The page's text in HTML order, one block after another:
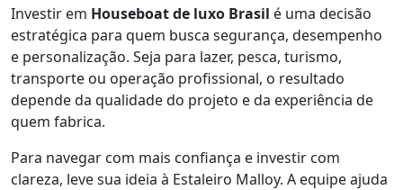
Investir em Houseboat de luxo Brasil é uma decisão
estratégica para quem busca segurança, desempenho
e personalização. Seja para lazer, pesca, turismo,
transporte ou operação profissional, o resultado
depende da qualidade do projeto e da experiência de
quem fabrica.
Para navegar com mais confiança e investir com
clareza, leve sua ideia à Estaleiro Malloy. A equipe ajuda